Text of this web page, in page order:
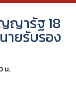
ญารัฐ 18
ายรับรอง
น.